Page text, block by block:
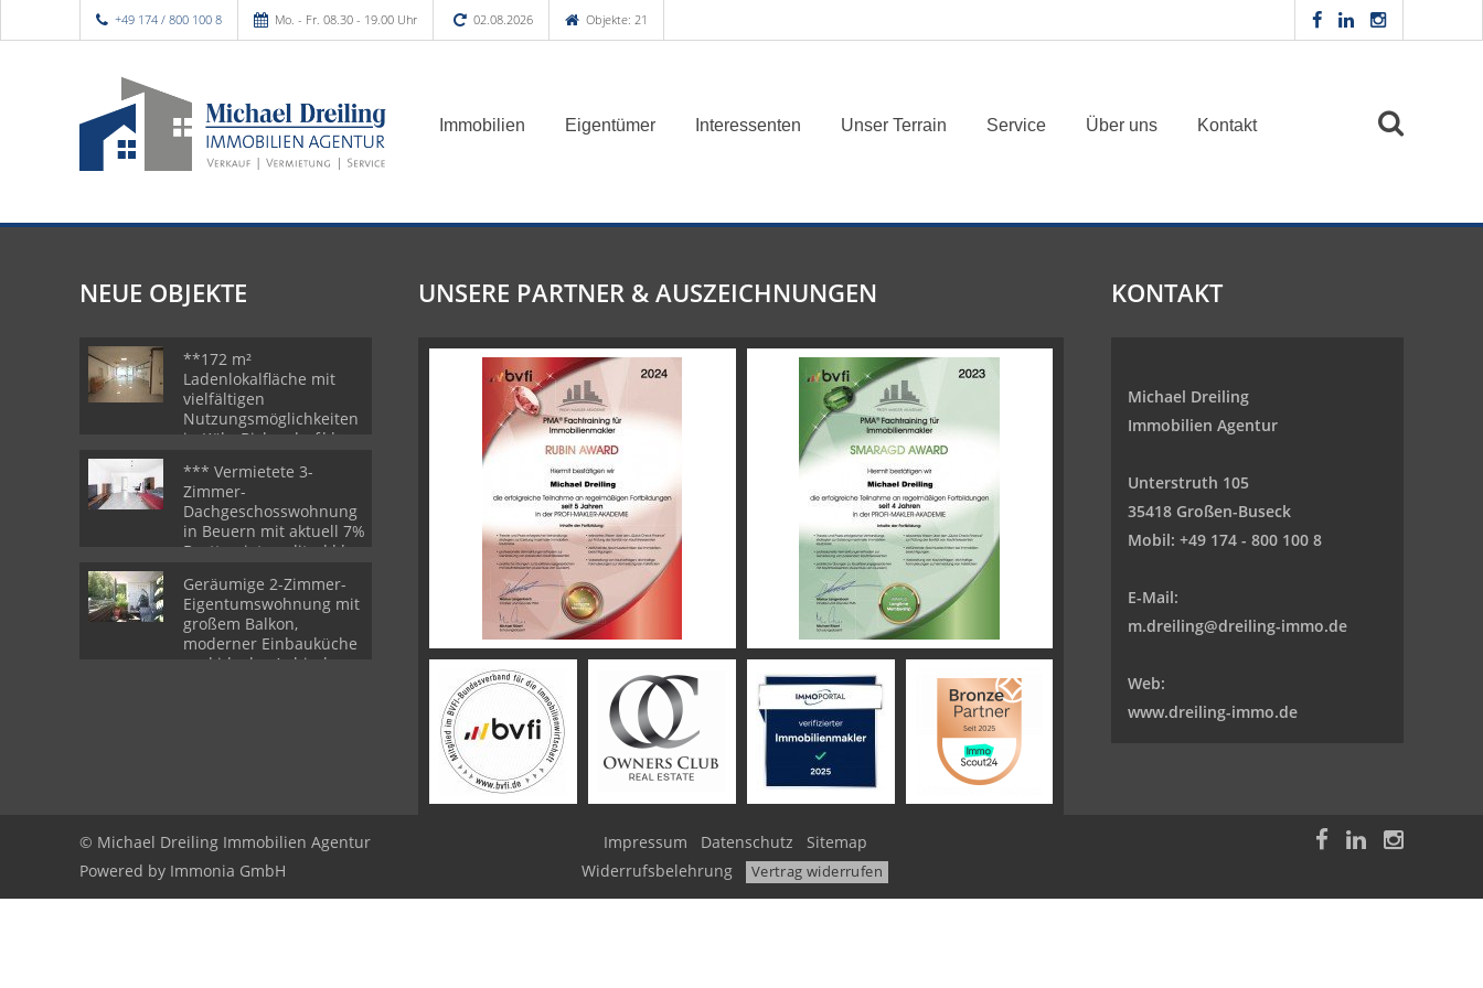
+49 174 / 800 100 8 Mo. - Fr. 08.30 - 19.00 Uhr 02.08.2026 Objekte: 21
Immobilien Eigentümer Interessenten Unser Terrain Service Über uns Kontakt
NEUE OBJEKTE
**172 m²
Ladenlokalfläche mit
vielfältigen
Nutzungsmöglichkeiten
in Köln-Bickendorf**
*** Vermietete 3-
Zimmer-
Dachgeschosswohnung
in Beuern mit aktuell 7%
Bruttomietrendite ***
Geräumige 2-Zimmer-
Eigentumswohnung mit
großem Balkon,
moderner Einbauküche
und idealer Anbindung
UNSERE PARTNER & AUSZEICHNUNGEN KONTAKT
Michael Dreiling
Immobilien Agentur
Unterstruth 105
35418 Großen-Buseck
Mobil: +49 174 - 800 100 8
E-Mail:
m.dreiling@dreiling-immo.de
Web:
www.dreiling-immo.de
© Michael Dreiling Immobilien Agentur
Powered by Immonia GmbH
Impressum Datenschutz
Sitemap
Widerrufsbelehrung
Vertrag widerrufen